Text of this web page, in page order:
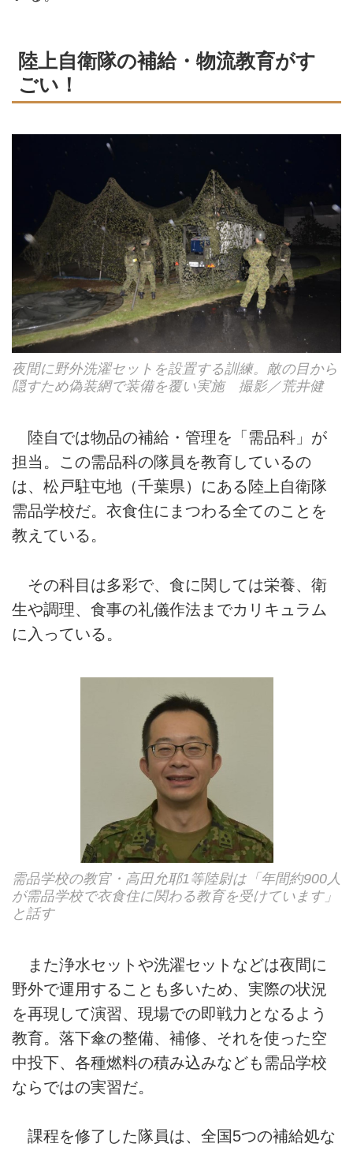
陸上自衛隊の補給・物流教育がす
ごい！
夜間に野外洗濯セットを設置する訓練。敵の目から
隠すため偽装網で装備を覆い実施 撮影／荒井健
陸自では物品の補給・管理を「需品科」が
担当。この需品科の隊員を教育しているの
は、松戸駐屯地（千葉県）にある陸上自衛隊
需品学校だ。衣食住にまつわる全てのことを
教えている。
その科目は多彩で、食に関しては栄養、衛
生や調理、食事の礼儀作法までカリキュラム
に入っている。
需品学校の教官・高田允耶1等陸尉は「年間約900人
が需品学校で衣食住に関わる教育を受けています」
と話す
また浄水セットや洗濯セットなどは夜間に
野外で運用することも多いため、実際の状況
を再現して演習、現場での即戦力となるよう
教育。落下傘の整備、補修、それを使った空
中投下、各種燃料の積み込みなども需品学校
ならではの実習だ。
課程を修了した隊員は、全国5つの補給処な